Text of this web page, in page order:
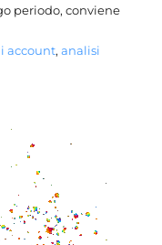
periodo, conviene
account, analisi